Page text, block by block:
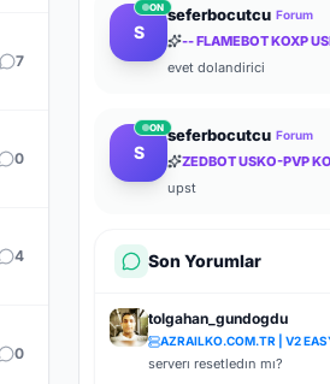
7
0
4
0
S
ON seferbocutcu Forum
evet dolandirici
S
ON seferbocutcu Forum
upst
Son Yorumlar
tolgahan_gundogdu
serverı resetledın mı?